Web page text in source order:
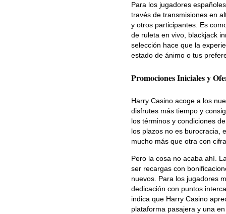
Para los jugadores
través de transmisiones en
y otros participantes. Es
de ruleta en vivo, blackjack
selección hace que la
estado de ánimo o tus
Promociones Iniciales y
Harry Casino acoge a los
disfrutes más tiempo y
los términos y condiciones
los plazos no es burocracia,
mucho más que otra con
Pero la cosa no acaba ahí.
ser recargas con
nuevos. Para los jugadores
dedicación con puntos
indica que Harry Casino
plataforma pasajera y una